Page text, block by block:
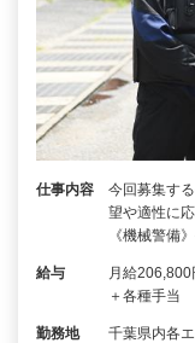
仕事内容
今回募集す
望や適性に
《機械警備
給与
月給206,800
＋各種手当
勤務地
千葉県内各